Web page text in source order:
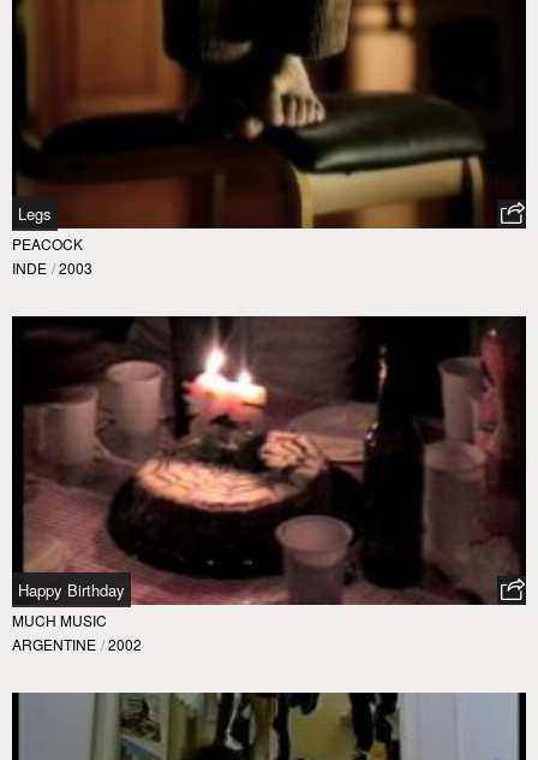
Legs
PEACOCK
INDE / 2003
Happy Birthday
MUCH MUSIC
ARGENTINE / 2002